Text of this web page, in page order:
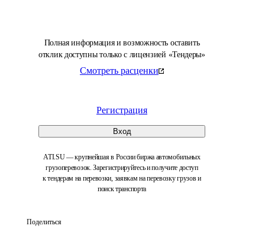
Полная информация и возможность оставить
отклик доступны только с лицензией «Тендеры»
Смотреть расценки
Регистрация
Вход
ATI.SU — крупнейшая в России биржа автомобильных
грузоперевозок. Зарегистрируйтесь и получите доступ
к тендерам на перевозки, заявкам на перевозку грузов и
поиск транспорта
Поделиться